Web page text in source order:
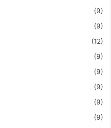
(9)
(9)
(12)
(9)
(9)
(9)
(9)
(9)